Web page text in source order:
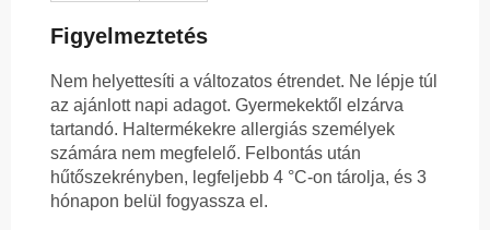
Figyelmeztetés
Nem helyettesíti a változatos étrendet. Ne lépje túl
az ajánlott napi adagot. Gyermekektől elzárva
tartandó. Haltermékekre allergiás személyek
számára nem megfelelő. Felbontás után
hűtőszekrényben, legfeljebb 4 °C-on tárolja, és 3
hónapon belül fogyassza el.